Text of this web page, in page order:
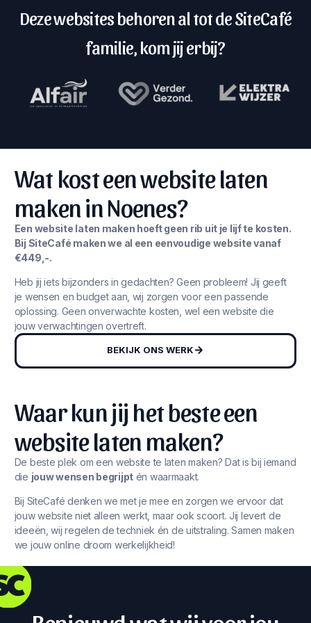
Deze websites behoren al tot de SiteCafé
familie, kom jij erbij?
Wat kost een website laten
maken in Noenes?
Een website laten maken hoeft geen rib uit je lijf te kosten.
Bij SiteCafé maken we al een eenvoudige website vanaf
€449,-.
Heb jij iets bijzonders in gedachten? Geen probleem! Jij geeft
je wensen en budget aan, wij zorgen voor een passende
oplossing. Geen onverwachte kosten, wel een website die
jouw verwachtingen overtreft.
BEKIJK ONS WERK
Waar kun jij het beste een
website laten maken?
De beste plek om een website te laten maken? Dat is bij iemand
die jouw wensen begrijpt én waarmaakt.
Bij SiteCafé denken we met je mee en zorgen we ervoor dat
jouw website niet alleen werkt, maar ook scoort. Jij levert de
ideeën, wij regelen de techniek én de uitstraling. Samen maken
we jouw online droom werkelijkheid!